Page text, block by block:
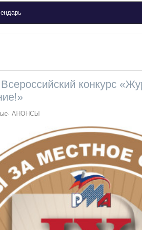
конкурс
АНОНСЫ